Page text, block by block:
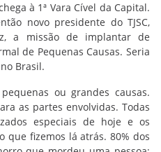
à 1ª Vara Cível da Capital.
novo presidente do TJSC,
a missão de implantar de
de Pequenas Causas. Seria
Brasil.
ou grandes causas.
as partes envolvidas. Todas
especiais de hoje e os
que fizemos lá atrás. 80% dos